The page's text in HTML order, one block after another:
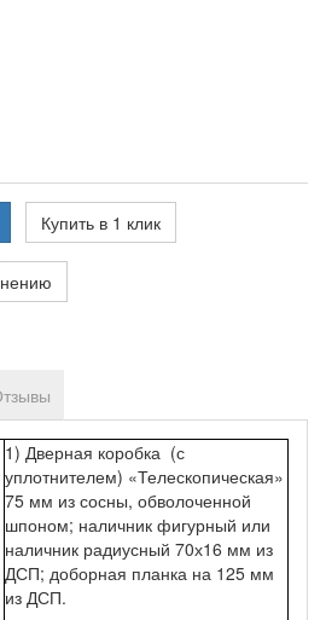
Купить в 1 клик
1) Дверная коробка (с
уплотнителем) «Телескопическая»
75 мм из сосны, обволоченной
шпоном; наличник фигурный или
наличник радиусный 70х16 мм из
ДСП; доборная планка на 125 мм
из ДСП.